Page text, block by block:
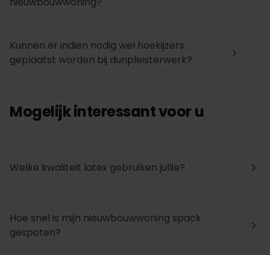
Mogelijk interessant voor u
Kunnen er indien nodig wel hoekijzers
geplaatst worden bij dunpleisterwerk?
arrow_forward_ios
Welke kwaliteit latex gebruiken jullie? arrow_forward_ios
Hoe snel is mijn nieuwbouwwoning spack
gespoten?
arrow_forward_ios